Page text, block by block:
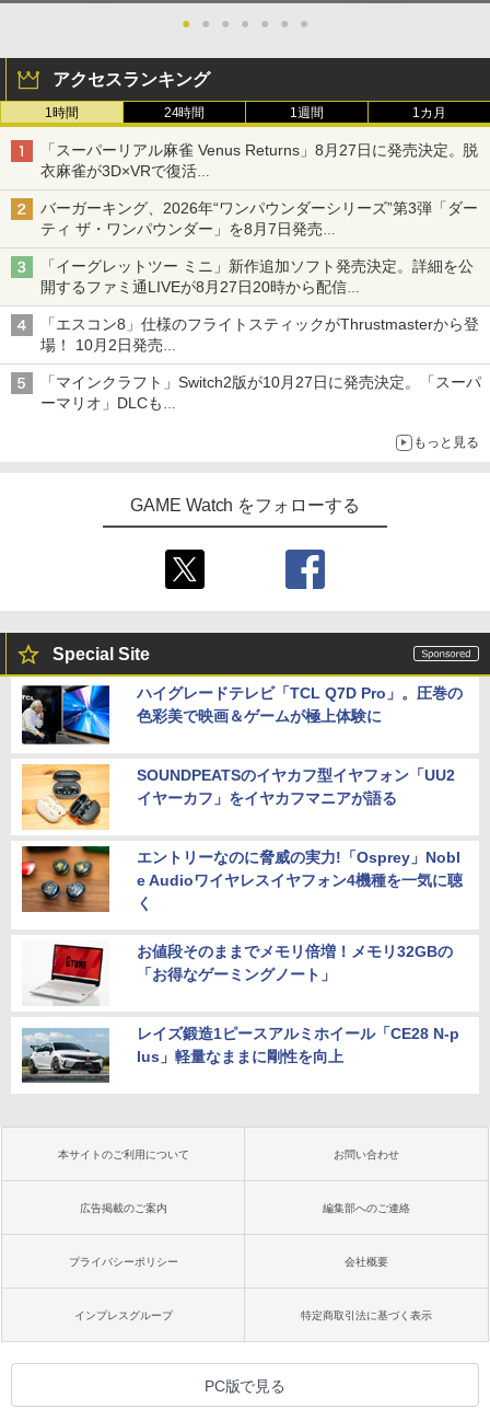
● ● ● ● ● ● ●
アクセスランキング
1時間 24時間 1週間 1カ月
「スーパーリアル麻雀 Venus Returns」8月27日に発売決定。脱
衣麻雀が3D×VRで復活
発売から2週間は20%オフになるセールが実施
バーガーキング、2026年“ワンパウンダーシリーズ”第3弾「ダー
ティ ザ・ワンパウンダー」を8月7日発売
「特製ガーリックマヨソース」を使用した超大型チーズバーガー
「イーグレットツー ミニ」新作追加ソフト発売決定。詳細を公
開するファミ通LIVEが8月27日20時から配信
シリーズ累計100タイトルへ
「エスコン8」仕様のフライトスティックがThrustmasterから登
場！ 10月2日発売
ジョイスティックに振動機能を搭載。予約受付も開始
「マインクラフト」Switch2版が10月27日に発売決定。「スーパ
ーマリオ」DLCも
もっと見る
GAME Watch をフォローする
Special Site
ハイグレードテレビ「TCL Q7D Pro」。圧巻の
色彩美で映画＆ゲームが極上体験に
SOUNDPEATSのイヤカフ型イヤフォン「UU2
イヤーカフ」をイヤカフマニアが語る
エントリーなのに脅威の実力!「Osprey」Nobl
e Audioワイヤレスイヤフォン4機種を一気に聴
く
お値段そのままでメモリ倍増！メモリ32GBの
「お得なゲーミングノート」
レイズ鍛造1ピースアルミホイール「CE28 N-p
lus」軽量なままに剛性を向上
本サイトのご利用について お問い合わせ
広告掲載のご案内 編集部へのご連絡
プライバシーポリシー 会社概要
インプレスグループ 特定商取引法に基づく表示
PC版で見る